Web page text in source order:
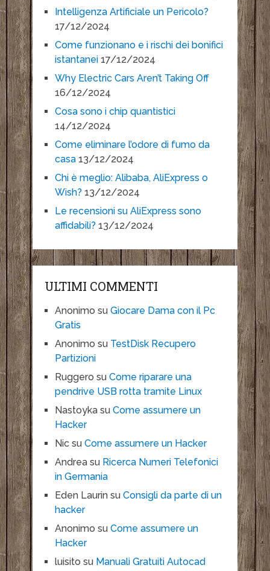
Intelligenza Artificiale un Pericolo?
17/12/2024
Come funzionano e i rischi dei bonifici
istantanei 17/12/2024
Why Electric Cars Aren’t Taking Off
16/12/2024
Cosa sono i chip quantistici
14/12/2024
Come eliminare l’odore di fumo da
casa 13/12/2024
Chi è meglio: Alibaba, AliExpress o
Wish? 13/12/2024
Le recensioni su AliExpress sono
affidabili? 13/12/2024
ULTIMI COMMENTI
Anonimo su Giocare Dama con il Pc
Gratis
Anonimo su TestDisk Recupero
Partizioni
Ruggero su Come riparare una
pendrive USB rotta tramite Linux
Nastoykasu Come assumere un
Hacker
Nicsu Come assumere un Hacker
Andreasu Ricerca Numeri Telefonici
in Germania
Eden Laurinsu Consigli da parte di un
hacker
Anonimo su Come assumere un
Hacker
luisito su Manuali Gratuiti Autocad